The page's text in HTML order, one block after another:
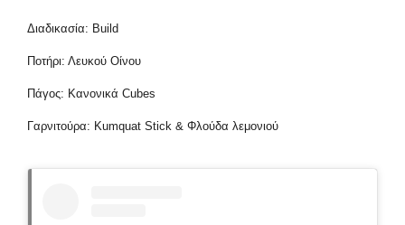
Διαδικασία: Build
Ποτήρι: Λευκού Οίνου
Πάγος: Κανονικά Cubes
Γαρνιτούρα: Kumquat Stick & Φλούδα λεμονιού